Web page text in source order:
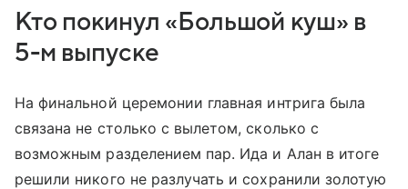
Кто покинул «Большой куш» в
5-м выпуске
На финальной церемонии главная интрига была
связана не столько с вылетом, сколько с
возможным разделением пар. Ида и Алан в итоге
решили никого не разлучать и сохранили золотую